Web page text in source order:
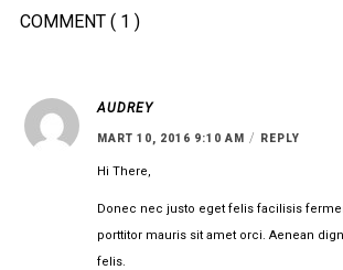
COMMENT ( 1 )
AUDREY
MART 10, 2016 9:10 AM / REPLY
Hi There,
Donec nec justo eget felis facilisis
porttitor mauris sit amet orci. Aenean
felis.